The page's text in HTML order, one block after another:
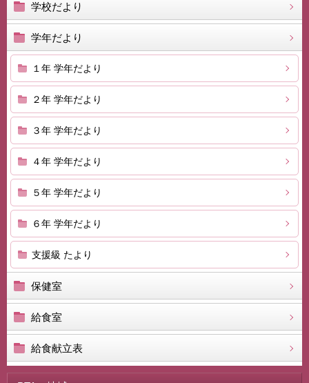
学校だより
学年だより
１年 学年だより
２年 学年だより
３年 学年だより
４年 学年だより
５年 学年だより
６年 学年だより
支援級 たより
保健室
給食室
給食献立表